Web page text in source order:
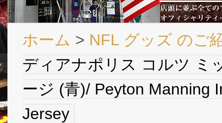
ホーム > NFL グッズ のご
ディアナポリス コルツ ミ
ージ (青)/ Peyton Manning
Jersey